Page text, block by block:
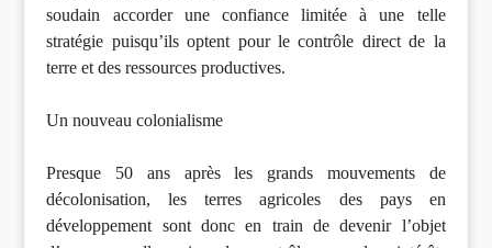
soudain accorder une confiance limitée à une telle
stratégie puisqu’ils optent pour le contrôle direct de la
terre et des ressources productives.
Un nouveau colonialisme
Presque 50 ans après les grands mouvements de
décolonisation, les terres agricoles des pays en
développement sont donc en train de devenir l’objet